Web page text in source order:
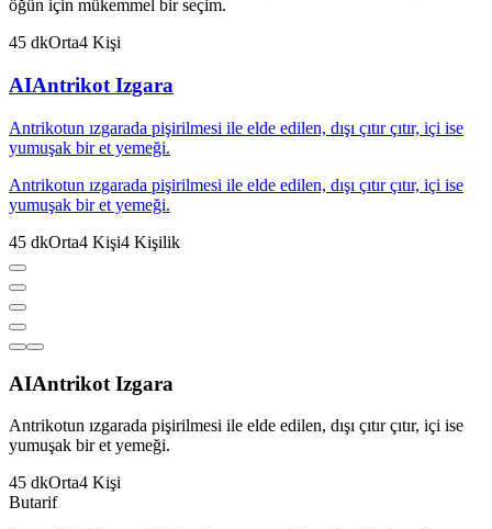
öğün için mükemmel bir seçim.
45 dkOrta4 Kişi
AIAntrikot Izgara
Antrikotun ızgarada pişirilmesi ile elde edilen, dışı çıtır çıtır, içi ise
yumuşak bir et yemeği.
Antrikotun ızgarada pişirilmesi ile elde edilen, dışı çıtır çıtır, içi ise
yumuşak bir et yemeği.
45 dkOrta4 Kişi4 Kişilik
AIAntrikot Izgara
Antrikotun ızgarada pişirilmesi ile elde edilen, dışı çıtır çıtır, içi ise
yumuşak bir et yemeği.
45 dkOrta4 Kişi
Butarif